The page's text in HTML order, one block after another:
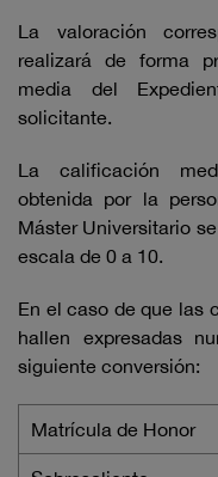
La valoración
realizará de forma
media del
solicitante.
La calificación
obtenida por la
Máster Universitario
escala de 0 a 10.
En el caso de que las
hallen expresadas
siguiente conversión:
Matrícula de Honor